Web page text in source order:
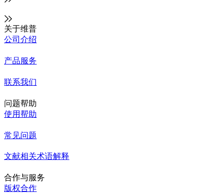
关于维普
公司介绍
产品服务
联系我们
问题帮助
使用帮助
常见问题
文献相关术语解释
合作与服务
版权合作